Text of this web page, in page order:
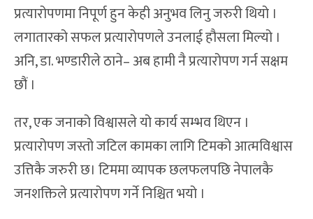
प्रत्यारोपणमा निपूर्ण हुन केही अनुभव लिनु जरुरी थियो ।
लगातारको सफल प्रत्यारोपणले उनलाई हौसला मिल्यो ।
अनि, डा. भण्डारीले ठाने– अब हामी नै प्रत्यारोपण गर्न सक्षम
छौं ।
तर, एक जनाको विश्वासले यो कार्य सम्भव थिएन ।
प्रत्यारोपण जस्तो जटिल कामका लागि टिमको आत्मविश्वास
उत्तिकै जरुरी छ। टिममा व्यापक छलफलपछि नेपालकै
जनशक्तिले प्रत्यारोपण गर्ने निश्चित भयो ।